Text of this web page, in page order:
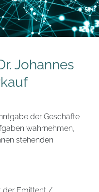
Johannes
der Geschäfte
wahrnehmen,
stehenden